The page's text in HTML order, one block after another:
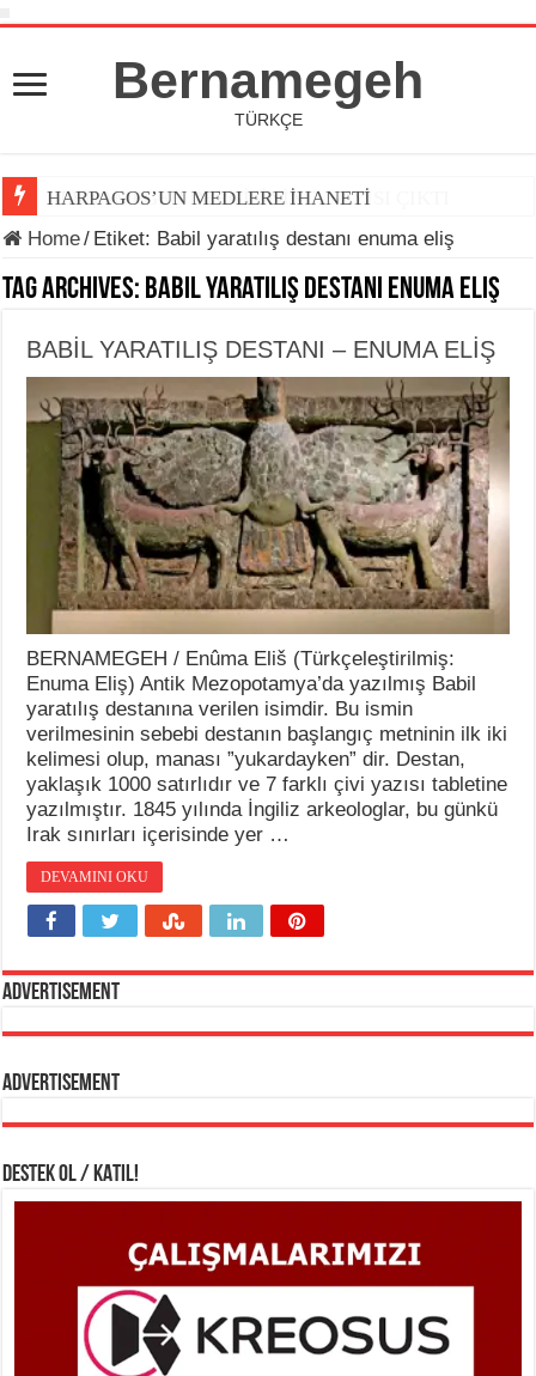
Bernamegeh
TÜRKÇE
HARPAGOS’UN MEDLERE İHANETİ
Home/ Etiket: Babil yaratılış destanı enuma eliş
Tag Archives: Babil yaratılış destanı enuma eliş
BABİL YARATILIŞ DESTANI – ENUMA ELİŞ
BERNAMEGEH / Enûma Eliš (Türkçeleştirilmiş:
Enuma Eliş) Antik Mezopotamya’da yazılmış Babil
yaratılış destanına verilen isimdir. Bu ismin
verilmesinin sebebi destanın başlangıç metninin ilk iki
kelimesi olup, manası ”yukardayken” dir. Destan,
yaklaşık 1000 satırlıdır ve 7 farklı çivi yazısı tabletine
yazılmıştır. 1845 yılında İngiliz arkeologlar, bu günkü
Irak sınırları içerisinde yer …
DEVAMINI OKU
Advertisement
Advertisement
DESTEK OL / KATIL!